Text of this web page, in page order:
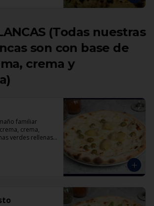
(Todas nuestras
son con base de
crema y
familiar
crema,
verdes rellenas